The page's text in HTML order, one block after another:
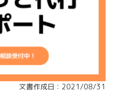
文書作成日：2021/08/31